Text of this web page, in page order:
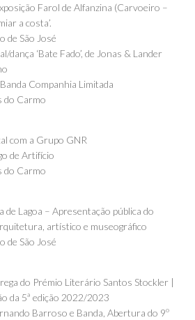
Farol de Alfanzina (Carvoeiro –
a costa’.
de São José
dança ‘Bate Fado’, de Jonas & Lander
Companhia Limitada
do Carmo
com a Grupo GNR
de Artifício
do Carmo
de Lagoa – Apresentação pública do
artístico e museográfico
de São José
do Prémio Literário Santos Stockler |
da 5ª edição 2022/2023
Barroso e Banda, Abertura do 9º